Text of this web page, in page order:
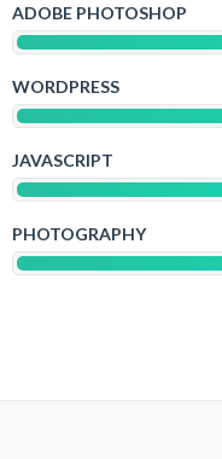
ADOBE PHOTOSHOP
WORDPRESS
JAVASCRIPT
PHOTOGRAPHY